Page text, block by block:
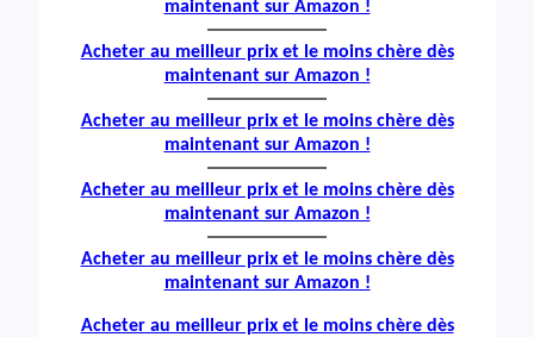
maintenant sur Amazon !
Acheter au meilleur prix et le moins chère dès
maintenant sur Amazon !
Acheter au meilleur prix et le moins chère dès
maintenant sur Amazon !
Acheter au meilleur prix et le moins chère dès
maintenant sur Amazon !
Acheter au meilleur prix et le moins chère dès
maintenant sur Amazon !
Acheter au meilleur prix et le moins chère dès